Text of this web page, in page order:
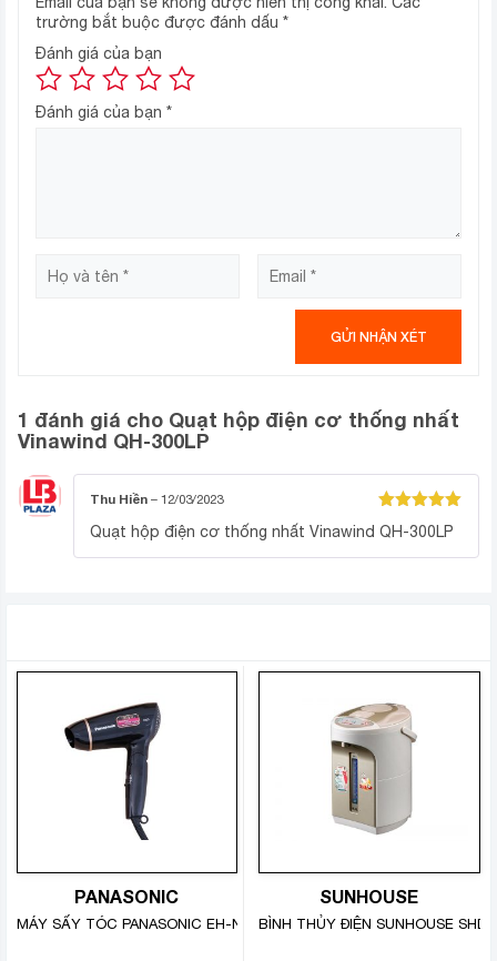
trường bắt buộc được đánh dấu *
Đánh giá của bạn
Đánh giá của bạn *
1 đánh giá cho Quạt hộp điện cơ thống nhất
Vinawind QH-300LP
Được xếp
hạng55
Thu Hiền – 12/03/2023
Quạt hộp điện cơ thống nhất Vinawind QH-300LP
PANASONIC
MÁY SẤY TÓC PANASONIC EH-ND30-K645
SUNHOUSE
BÌNH THỦY ĐIỆN SUNHOUSE